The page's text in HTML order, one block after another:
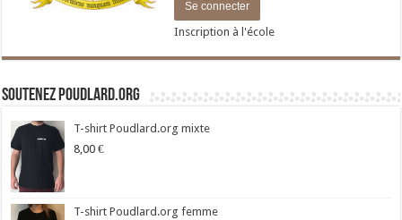
Inscription à l'école
Soutenez Poudlard.org
T-shirt Poudlard.org mixte
8,00 €
T-shirt Poudlard.org femme